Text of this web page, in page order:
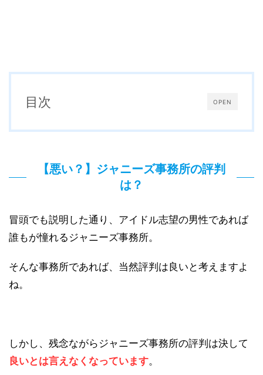
OPEN
目次
【悪い？】ジャニーズ事務所の評判
は？
冒頭でも説明した通り、アイドル志望の男性であれば
誰もが憧れるジャニーズ事務所。
そんな事務所であれば、当然評判は良いと考えますよ
ね。
しかし、残念ながらジャニーズ事務所の評判は決して
良いとは言えなくなっています。